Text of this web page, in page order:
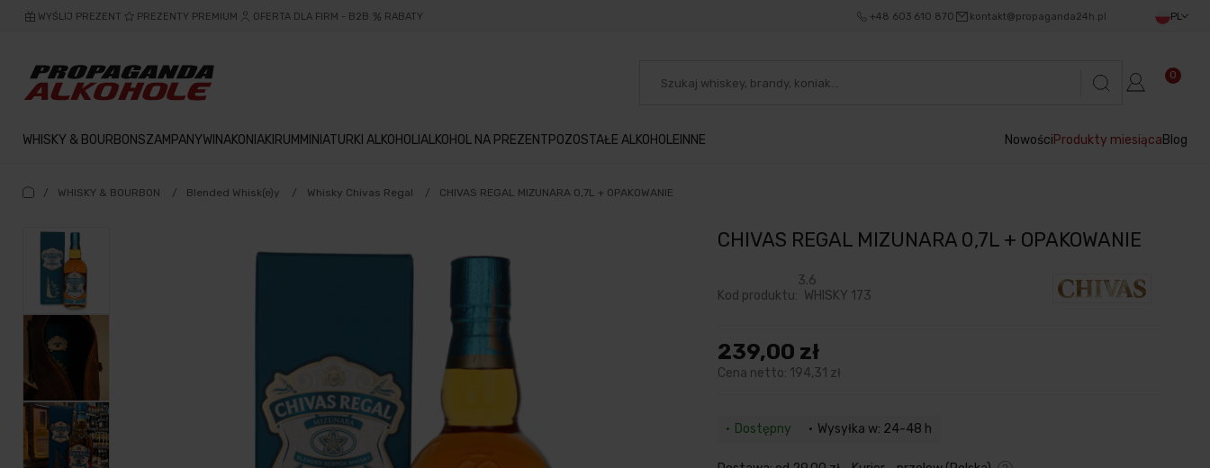
WYŚLIJ PREZENT PREZENTY PREMIUM OFERTA DLA FIRM - B2B RABATY +48 603 610 870 kontakt@propaganda24h.pl PL
0
WHISKY & BOURBONSZAMPANYWINAKONIAKI RUM MINIATURKI ALKOHOLIALKOHOL NA PREZENTPOZOSTAŁE ALKOHOLE INNE NowościProdukty miesiącaBlog
/ WHISKY & BOURBON / Blended Whisk(e)y / Whisky Chivas Regal / CHIVAS REGAL MIZUNARA 0,7L + OPAKOWANIE
CHIVAS REGAL MIZUNARA 0,7L + OPAKOWANIE
3.6
Kod produktu: WHISKY 173
239,00 zł
Cena netto: 194,31 zł
Dostępny Wysyłka w: 24-48 h